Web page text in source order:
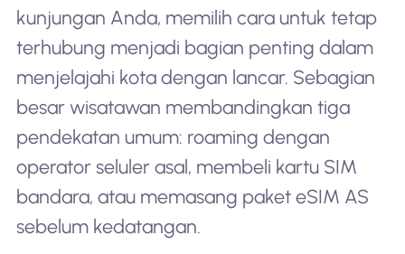
kunjungan Anda, memilih cara untuk tetap
terhubung menjadi bagian penting dalam
menjelajahi kota dengan lancar. Sebagian
besar wisatawan membandingkan tiga
pendekatan umum: roaming dengan
operator seluler asal, membeli kartu SIM
bandara, atau memasang paket eSIM AS
sebelum kedatangan.